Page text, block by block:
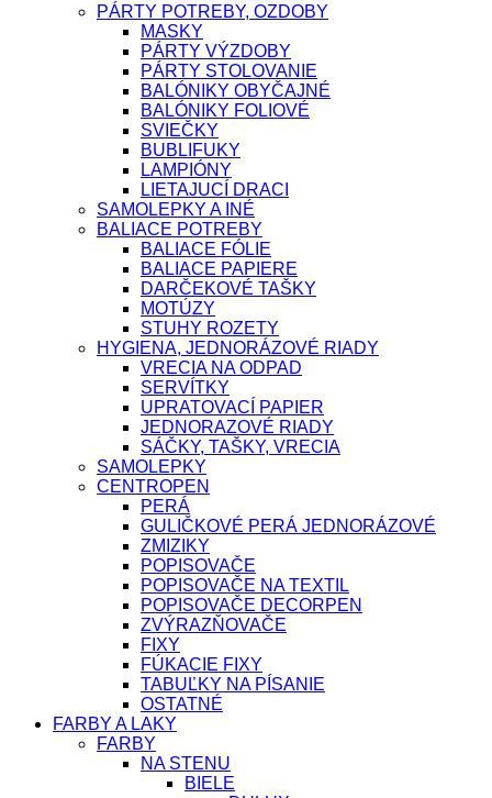
PÁRTY POTREBY, OZDOBY
MASKY
PÁRTY VÝZDOBY
PÁRTY STOLOVANIE
BALÓNIKY OBYČAJNÉ
BALÓNIKY FOLIOVÉ
SVIEČKY
BUBLIFUKY
LAMPIÓNY
LIETAJUCÍ DRACI
SAMOLEPKY A INÉ
BALIACE POTREBY
BALIACE FÓLIE
BALIACE PAPIERE
DARČEKOVÉ TAŠKY
MOTÚZY
STUHY ROZETY
HYGIENA, JEDNORÁZOVÉ RIADY
VRECIA NA ODPAD
SERVÍTKY
UPRATOVACÍ PAPIER
JEDNORAZOVÉ RIADY
SÁČKY, TAŠKY, VRECIA
SAMOLEPKY
CENTROPEN
PERÁ
GULIČKOVÉ PERÁ JEDNORÁZOVÉ
ZMIZIKY
POPISOVAČE
POPISOVAČE NA TEXTIL
POPISOVAČE DECORPEN
ZVÝRAZŇOVAČE
FIXY
FÚKACIE FIXY
TABUĽKY NA PÍSANIE
OSTATNÉ
FARBY A LAKY
FARBY
NA STENU
BIELE